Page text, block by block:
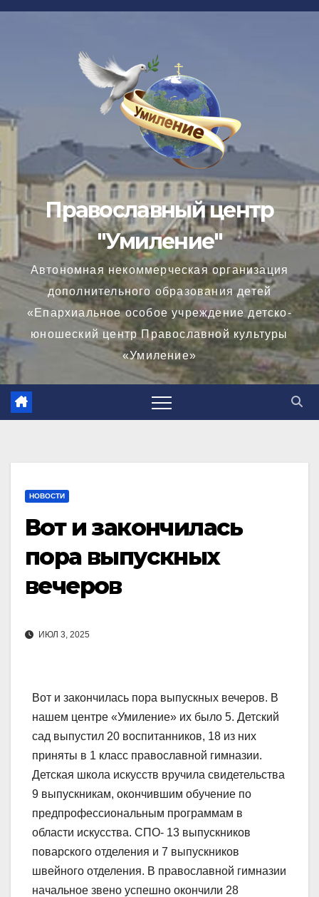
Перейти
Православный центр
"Умиление"
Автономная некоммерческая организация
дополнительного образования детей
«Епархиальное особое учреждение детско-
юношеский центр Православной культуры
«Умиление»
НОВОСТИ
Вот и закончилась
пора выпускных
вечеров
ИЮЛ 3, 2025
Вот и закончилась пора выпускных вечеров. В
нашем центре «Умиление» их было 5. Детский
сад выпустил 20 воспитанников, 18 из них
приняты в 1 класс православной гимназии.
Детская школа искусств вручила свидетельства
9 выпускникам, окончившим обучение по
предпрофессиональным программам в
области искусства. СПО- 13 выпускников
поварского отделения и 7 выпускников
швейного отделения. В православной гимназии
начальное звено успешно окончили 28